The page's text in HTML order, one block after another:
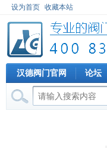
设为首页 收藏本站
汉德阀门官网 论坛